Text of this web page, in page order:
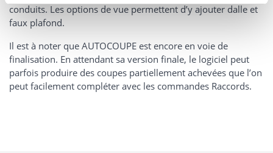
conduits. Les options de vue permettent d’y ajouter dalle et
faux plafond.
Il est à noter que AUTOCOUPE est encore en voie de
finalisation. En attendant sa version finale, le logiciel peut
parfois produire des coupes partiellement achevées que l’on
peut facilement compléter avec les commandes Raccords.